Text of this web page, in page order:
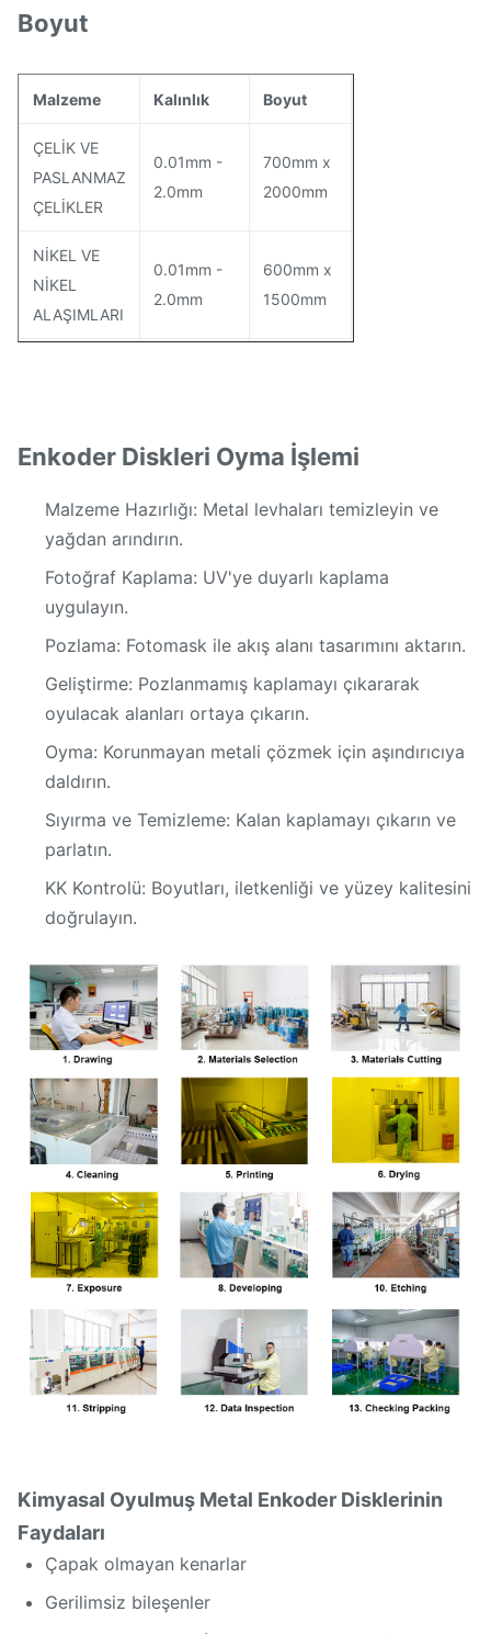
Boyut
Malzeme Kalınlık Boyut
ÇELİK VE
PASLANMAZ
ÇELİKLER
0.01mm -
2.0mm
700mm x
2000mm
NİKEL VE
NİKEL
ALAŞIMLARI
0.01mm -
2.0mm
600mm x
1500mm
0.01mm -
1.5mm
600mm x
1500mm
TİTANYUM
VE
TİTANYUM
ALAŞIMLARI
0.01mm -
700mm x
Enkoder Diskleri Oyma İşlemi
Malzeme Hazırlığı: Metal levhaları temizleyin ve
yağdan arındırın.
Fotoğraf Kaplama: UV'ye duyarlı kaplama
uygulayın.
Pozlama: Fotomask ile akış alanı tasarımını aktarın.
Geliştirme: Pozlanmamış kaplamayı çıkararak
oyulacak alanları ortaya çıkarın.
Oyma: Korunmayan metali çözmek için aşındırıcıya
daldırın.
Sıyırma ve Temizleme: Kalan kaplamayı çıkarın ve
parlatın.
KK Kontrolü: Boyutları, iletkenliği ve yüzey kalitesini
doğrulayın.
Kimyasal Oyulmuş Metal Enkoder Disklerinin
Faydaları
Çapak olmayan kenarlar
Gerilimsiz bileşenler